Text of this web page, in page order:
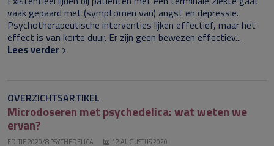
vaak gepaard met (symptomen van) angst en depressie.
Psychotherapeutische interventies lijken effectief, maar het
effect is van korte duur. Er zijn geen bewezen effectiev...
Lees verder
OVERZICHTSARTIKEL
Microdoseren met psychedelica: wat weten we
ervan?
EDITIE 2020/8 PSYCHEDELICA 12 AUGUSTUS 2020